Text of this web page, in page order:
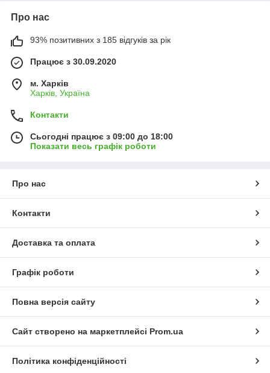
Про нас
93% позитивних з 185 відгуків за рік
Працює з 30.09.2020
м. Харків
Харків, Україна
Контакти
Сьогодні працює з 09:00 до 18:00
Показати весь графік роботи
Про нас
Контакти
Доставка та оплата
Графік роботи
Повна версія сайту
Сайт створено на маркетплейсі Prom.ua
Політика конфіденційності